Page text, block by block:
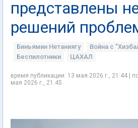
представлены
решений
Биньямин Нетаниягу Война с
Беспилотники
ЦАХАЛ
время публикации: 13 мая 2026 г., 21:44 |
мая 2026 г., 21:45